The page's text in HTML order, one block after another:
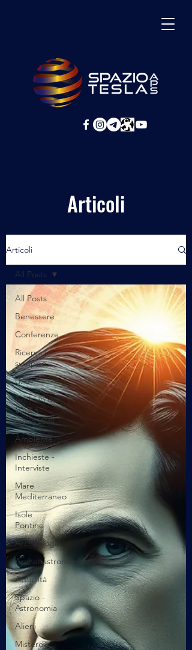
Articoli
Articoli
All Posts
Benessere
Conferenze
Ricerca e
sviluppo
UAP
Archivio dal
2012 a
luglio 2024
Ambiente
Inchieste -
Interviste
Mare
Mediterraneo
Isole
Pontine
Archeologia
Archeoastronomia
Attualità
Spazio -
Astronomia
Alieni
Mistero
All Posts